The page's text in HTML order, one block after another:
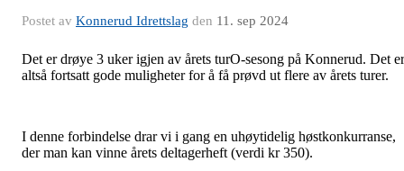
Postet av Konnerud Idrettslag den 11. sep 2024
Det er drøye 3 uker igjen av årets turO-sesong på Konnerud. Det er
altså fortsatt gode muligheter for å få prøvd ut flere av årets turer.
I denne forbindelse drar vi i gang en uhøytidelig høstkonkurranse,
der man kan vinne årets deltagerheft (verdi kr 350).